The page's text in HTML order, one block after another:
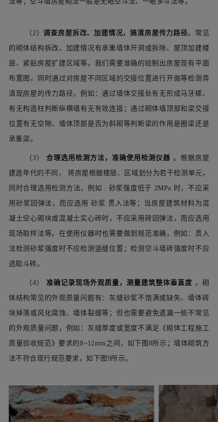
（2）调查房屋拆改、加建情况，搞清房屋传力路径。常见
的砌体结构拆改、加建情况有承重墙体开洞或拆除、屋顶加建楼
层、紧贴房屋扩建区域等。我们需要准确的绘制出房屋现有平面
布置图，同时通过对房屋不同区域的交接位置进行开凿等检测弄
清现房屋的传力路径，例如：通过墙体交接处有无形成马牙槎、
有无构造柱判断纵横墙有无有效连接；通过砌体墙顶部和梁交接
位置有无空隙、墙体顶部是否为斜砌等判断梁的作用是圈梁还是
承重梁。
（3） 合理选用检测方法，准确使用检测仪器 。根据房屋
建造年代的不同， 将房屋根据楼层、区域划分为若干检测单元，
同时合理选用检测方法，例如 : 砂浆强度低于 2MPa 时，不应采
用砂浆回弹法，而应选用 砂浆 贯入法等；当房屋建筑材料为混
凝土空心砌块或混凝土实心砖时，不应采用砖回弹法，而应选用
现场取样法等。在使用仪器时也需要做到规范准确，例如：贯入
法检测砂浆强度时不应检测竖缝位置；检测空斗墙砖强度时不应
选取斗砖。
（4） 准确记录现场外观质量，测量建筑整体垂直度 。砌
体结构常见的外观质量问题有：灰缝砂浆不饱满或缺失、墙体砖
块掉落或风化腐蚀、墙体裂缝等；但也需要避免遗漏一些不常见
的外观质量问题，例如：灰缝厚度或宽度不满足《砌体工程施工
质量验收规范》要求的8~12mm之间，如下图8所示；墙体砌筑方
法不符合现行规范要求，如下图9所示。